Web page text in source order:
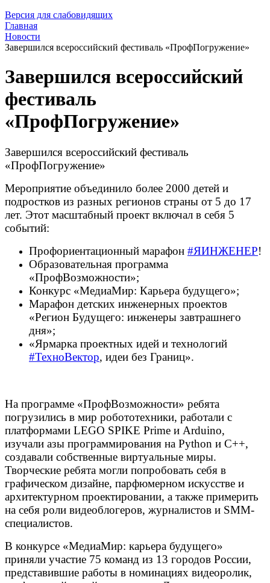
Версия для слабовидящих
Главная
Новости
Завершился всероссийский фестиваль «ПрофПогружение»
Завершился всероссийский
фестиваль
«ПрофПогружение»
Завершился всероссийский фестиваль
«ПрофПогружение»
Мероприятие объединило более 2000 детей и
подростков из разных регионов страны от 5 до 17
лет. Этот масштабный проект включал в себя 5
событий:
Профориентационный марафон #ЯИНЖЕНЕР!
Образовательная программа
«ПрофВозможности»;
Конкурс «МедиаМир: Карьера будущего»;
Марафон детских инженерных проектов
«Регион Будущего: инженеры завтрашнего
дня»;
«Ярмарка проектных идей и технологий
#ТехноВектор, идеи без Границ».
На программе «ПрофВозможности» ребята
погрузились в мир робототехники, работали с
платформами LEGO SPIKE Prime и Arduino,
изучали азы программирования на Python и C++,
создавали собственные виртуальные миры.
Творческие ребята могли попробовать себя в
графическом дизайне, парфюмерном искусстве и
архитектурном проектировании, а также примерить
на себя роли видеоблогеров, журналистов и SMM-
специалистов.
В конкурсе «МедиаМир: карьера будущего»
приняли участие 75 команд из 13 городов России,
представившие работы в номинациях видеоролик,